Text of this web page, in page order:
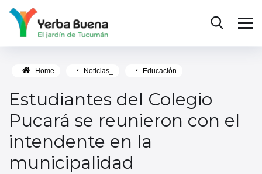
Home Noticias_ Educación
Estudiantes del Colegio
Pucará se reunieron con el
intendente en la
municipalidad